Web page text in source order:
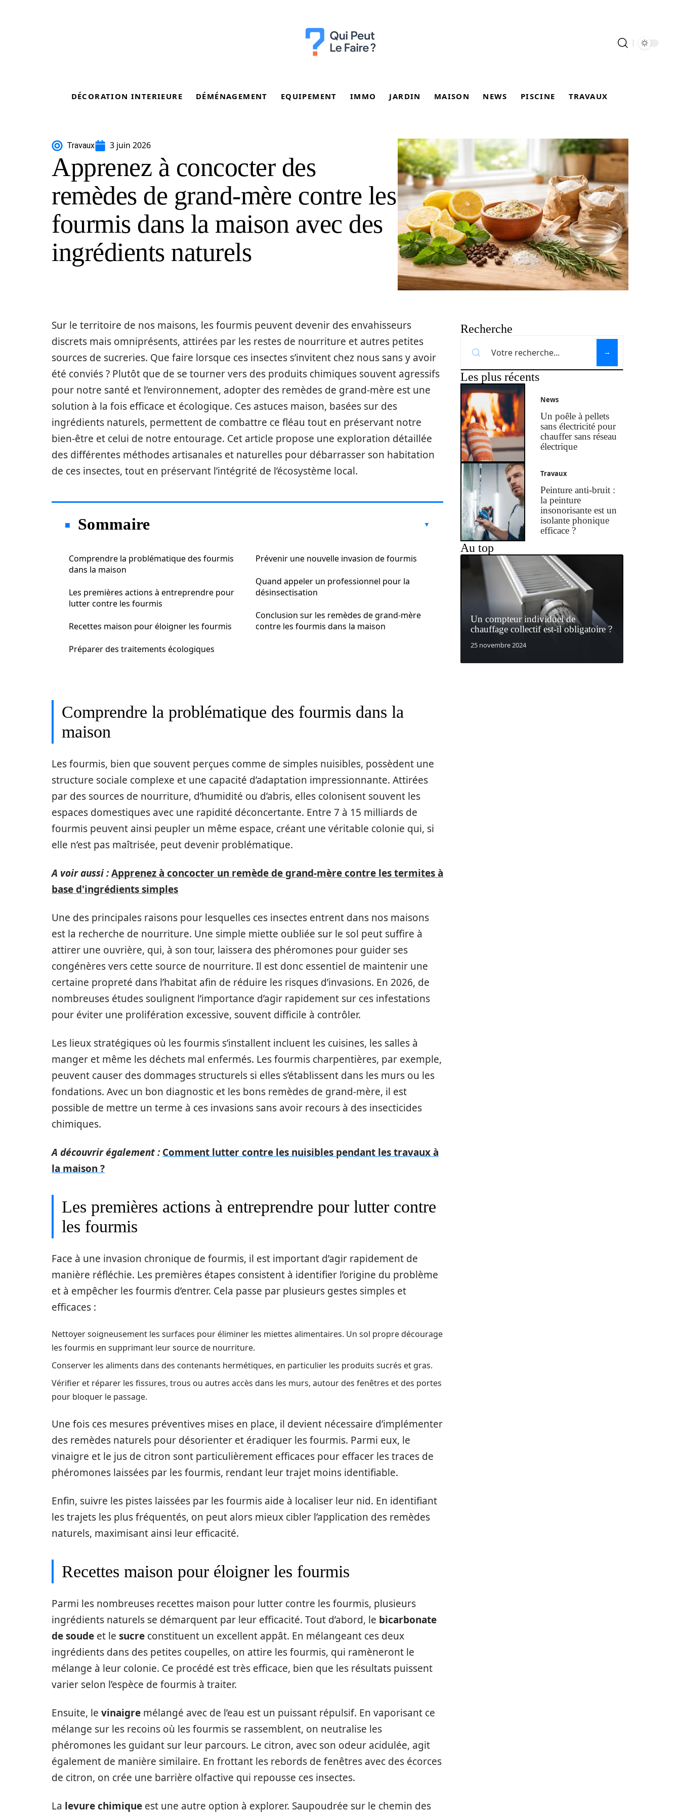
DÉCORATION INTERIEURE DÉMÉNAGEMENT EQUIPEMENT IMMO JARDIN MAISON NEWS PISCINE TRAVAUX
Travaux 3 juin 2026
Apprenez à concocter des
remèdes de grand-mère contre les
fourmis dans la maison avec des
ingrédients naturels
Sur le territoire de nos maisons, les fourmis peuvent devenir des envahisseurs
discrets mais omniprésents, attirées par les restes de nourriture et autres petites
sources de sucreries. Que faire lorsque ces insectes s’invitent chez nous sans y avoir
été conviés ? Plutôt que de se tourner vers des produits chimiques souvent agressifs
pour notre santé et l’environnement, adopter des remèdes de grand-mère est une
solution à la fois efficace et écologique. Ces astuces maison, basées sur des
ingrédients naturels, permettent de combattre ce fléau tout en préservant notre
bien-être et celui de notre entourage. Cet article propose une exploration détaillée
des différentes méthodes artisanales et naturelles pour débarrasser son habitation
de ces insectes, tout en préservant l’intégrité de l’écosystème local.
Sommaire
Comprendre la problématique des fourmis
dans la maison
Les premières actions à entreprendre pour
lutter contre les fourmis
Recettes maison pour éloigner les fourmis
Préparer des traitements écologiques
Prévenir une nouvelle invasion de fourmis
Quand appeler un professionnel pour la
désinsectisation
Conclusion sur les remèdes de grand-mère
contre les fourmis dans la maison
Comprendre la problématique des fourmis dans la
maison
Les fourmis, bien que souvent perçues comme de simples nuisibles, possèdent une
structure sociale complexe et une capacité d’adaptation impressionnante. Attirées
par des sources de nourriture, d’humidité ou d’abris, elles colonisent souvent les
espaces domestiques avec une rapidité déconcertante. Entre 7 à 15 milliards de
fourmis peuvent ainsi peupler un même espace, créant une véritable colonie qui, si
elle n’est pas maîtrisée, peut devenir problématique.
A voir aussi :Apprenez à concocter un remède de grand-mère contre les termites à
base d'ingrédients simples
Une des principales raisons pour lesquelles ces insectes entrent dans nos maisons
est la recherche de nourriture. Une simple miette oubliée sur le sol peut suffire à
attirer une ouvrière, qui, à son tour, laissera des phéromones pour guider ses
congénères vers cette source de nourriture. Il est donc essentiel de maintenir une
certaine propreté dans l’habitat afin de réduire les risques d’invasions. En 2026, de
nombreuses études soulignent l’importance d’agir rapidement sur ces infestations
pour éviter une prolifération excessive, souvent difficile à contrôler.
Les lieux stratégiques où les fourmis s’installent incluent les cuisines, les salles à
manger et même les déchets mal enfermés. Les fourmis charpentières, par exemple,
peuvent causer des dommages structurels si elles s’établissent dans les murs ou les
fondations. Avec un bon diagnostic et les bons remèdes de grand-mère, il est
possible de mettre un terme à ces invasions sans avoir recours à des insecticides
chimiques.
A découvrir également : Comment lutter contre les nuisibles pendant les travaux à
la maison ?
Les premières actions à entreprendre pour lutter contre
les fourmis
Face à une invasion chronique de fourmis, il est important d’agir rapidement de
manière réfléchie. Les premières étapes consistent à identifier l’origine du problème
et à empêcher les fourmis d’entrer. Cela passe par plusieurs gestes simples et
efficaces :
Nettoyer soigneusement les surfaces pour éliminer les miettes alimentaires. Un sol propre décourage
les fourmis en supprimant leur source de nourriture.
Conserver les aliments dans des contenants hermétiques, en particulier les produits sucrés et gras.
Vérifier et réparer les fissures, trous ou autres accès dans les murs, autour des fenêtres et des portes
pour bloquer le passage.
Une fois ces mesures préventives mises en place, il devient nécessaire d’implémenter
des remèdes naturels pour désorienter et éradiquer les fourmis. Parmi eux, le
vinaigre et le jus de citron sont particulièrement efficaces pour effacer les traces de
phéromones laissées par les fourmis, rendant leur trajet moins identifiable.
Enfin, suivre les pistes laissées par les fourmis aide à localiser leur nid. En identifiant
les trajets les plus fréquentés, on peut alors mieux cibler l’application des remèdes
naturels, maximisant ainsi leur efficacité.
Recettes maison pour éloigner les fourmis
Parmi les nombreuses recettes maison pour lutter contre les fourmis, plusieurs
ingrédients naturels se démarquent par leur efficacité. Tout d’abord, le bicarbonate
de soude et le sucre constituent un excellent appât. En mélangeant ces deux
ingrédients dans des petites coupelles, on attire les fourmis, qui ramèneront le
mélange à leur colonie. Ce procédé est très efficace, bien que les résultats puissent
varier selon l’espèce de fourmis à traiter.
Ensuite, le vinaigre mélangé avec de l’eau est un puissant répulsif. En vaporisant ce
mélange sur les recoins où les fourmis se rassemblent, on neutralise les
phéromones les guidant sur leur parcours. Le citron, avec son odeur acidulée, agit
également de manière similaire. En frottant les rebords de fenêtres avec des écorces
de citron, on crée une barrière olfactive qui repousse ces insectes.
La levure chimique est une autre option à explorer. Saupoudrée sur le chemin des
Recherche
Les plus récents
News
Un poêle à pellets
sans électricité pour
chauffer sans réseau
électrique
Travaux
Peinture anti-bruit :
la peinture
insonorisante est un
isolante phonique
efficace ?
Au top
Un compteur individuel de
chauffage collectif est-il obligatoire ?
25 novembre 2024